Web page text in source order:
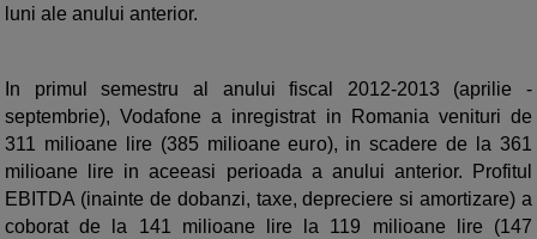
luni ale anului anterior.
In primul semestru al anului fiscal 2012-2013 (aprilie -
septembrie), Vodafone a inregistrat in Romania venituri de
311 milioane lire (385 milioane euro), in scadere de la 361
milioane lire in aceeasi perioada a anului anterior. Profitul
EBITDA (inainte de dobanzi, taxe, depreciere si amortizare) a
coborat de la 141 milioane lire la 119 milioane lire (147